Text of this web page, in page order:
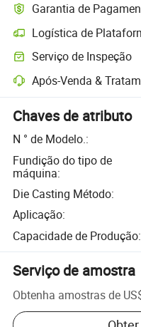
Garantia de
Logística de
Serviço de Inspeção
Após-Venda &
Chaves de atributo
N ° de Modelo.:
Fundição do tipo de
máquina:
Die Casting Método:
Aplicação:
Capacidade de Produção:
Serviço de amostra
Obtenha amostras de